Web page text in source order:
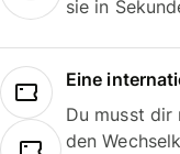
sie in
Eine
Du musst dir
den